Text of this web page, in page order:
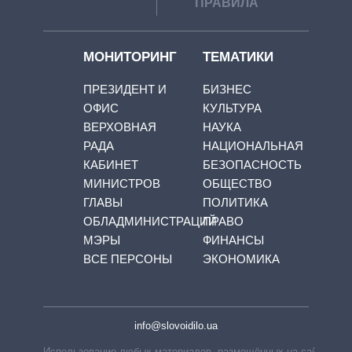
МОНИТОРИНГ
ПРЕЗИДЕНТ И
ОФИС
ВЕРХОВНАЯ
РАДА
КАБИНЕТ
МИНИСТРОВ
ГЛАВЫ
ОБЛАДМИНИСТРАЦИЙ
МЭРЫ
ВСЕ ПЕРСОНЫ
ТЕМАТИКИ
БИЗНЕС
КУЛЬТУРА
НАУКА
НАЦИОНАЛЬНАЯ
БЕЗОПАСНОСТЬ
ОБЩЕСТВО
ПОЛИТИКА
ПРАВО
ФИНАНСЫ
ЭКОНОМИКА
info@slovoidilo.ua